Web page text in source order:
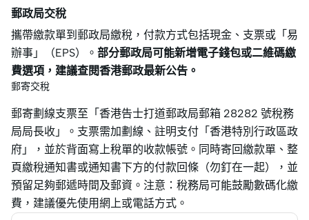
郵政局交稅
攜帶繳款單到郵政局繳稅，付款方式包括現金、支票或「易
辦事」（EPS）。 部分郵政局可能新增電子錢包或二維碼繳
費選項，建議查閱香港郵政最新公告。
郵寄交稅
郵寄劃線支票至「香港告士打道郵政局郵箱 28282 號稅務
局局長收」。支票需加劃線、註明支付「香港特別行政區政
府」，並於背面寫上稅單的收款帳號。同時寄回繳款單、整
頁繳稅通知書或通知書下方的付款回條（勿釘在一起），並
預留足夠郵遞時間及郵資。注意：稅務局可能鼓勵數碼化繳
費，建議優先使用網上或電話方式。